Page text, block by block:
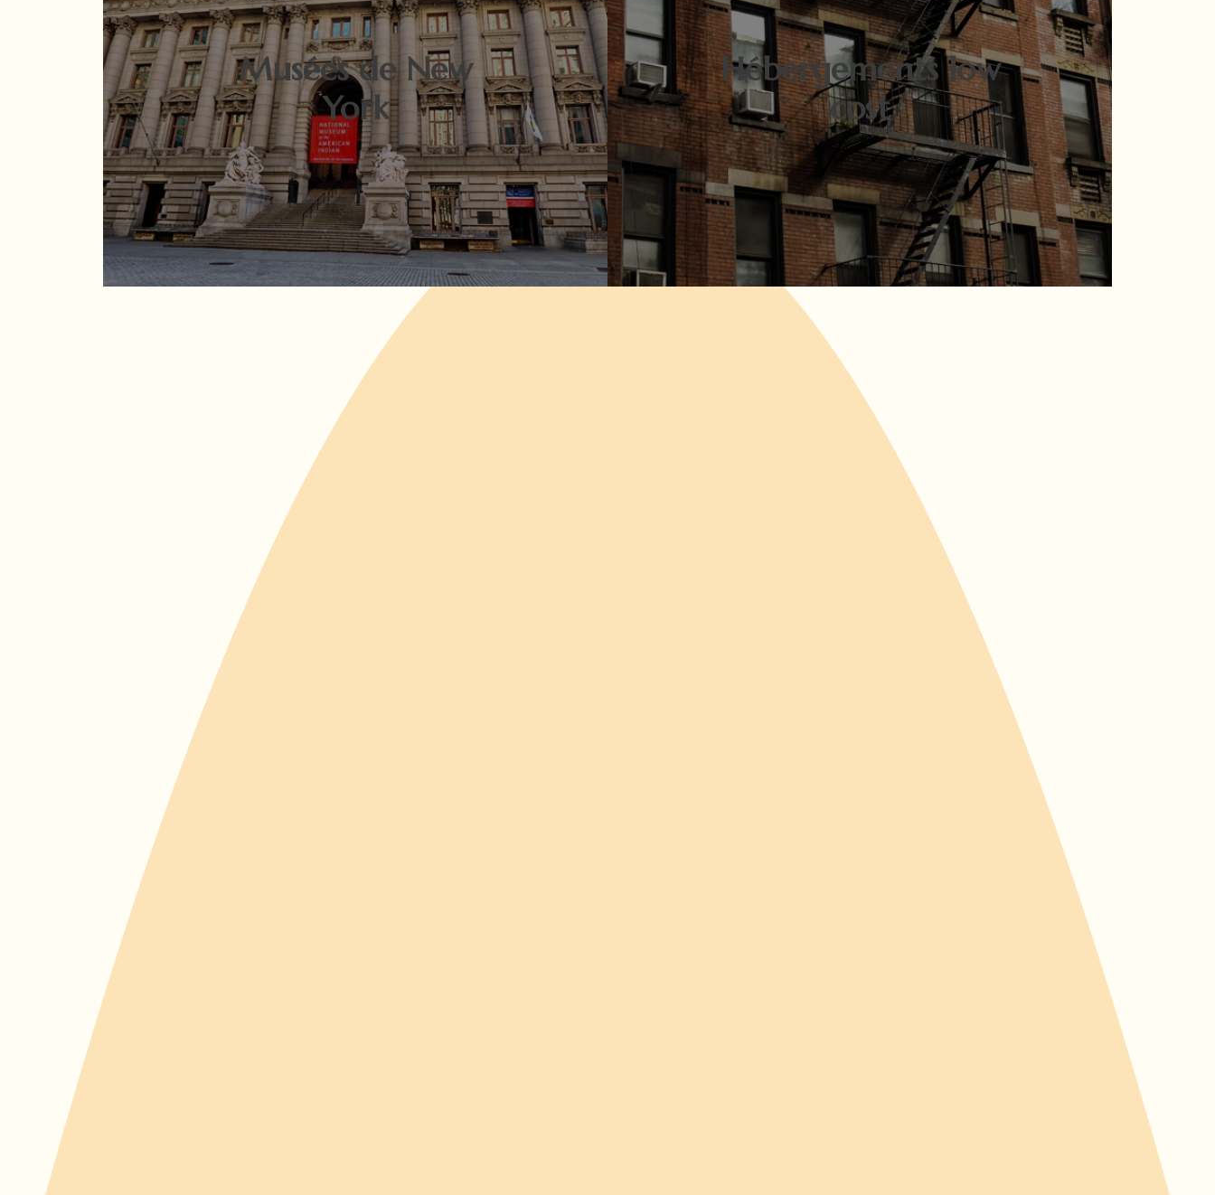
Musées de New
York
Hébergements low
cost